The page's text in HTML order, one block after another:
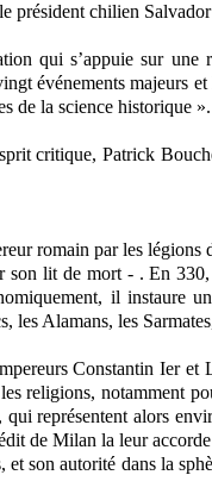
président chilien
qui s’appuie sur une
événements majeurs
de la science historique ».
critique, Patrick
romain par les
son lit de mort - .En
, il instaure
Alamans, les
Constantin Ier
religions, notamment
qui représentent alors
de Milan la leur
son autorité dans la